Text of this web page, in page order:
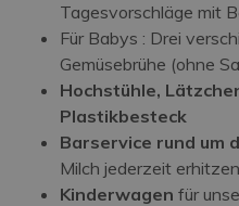
Tagesvorschläge mit
Für Babys : Drei
Gemüsebrühe (ohne
Hochstühle,
Plastikbesteck
Barservice rund um
Milch jederzeit
Kinderwagen für